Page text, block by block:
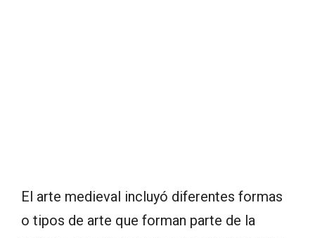
El arte medieval incluyó diferentes formas
o tipos de arte que forman parte de la